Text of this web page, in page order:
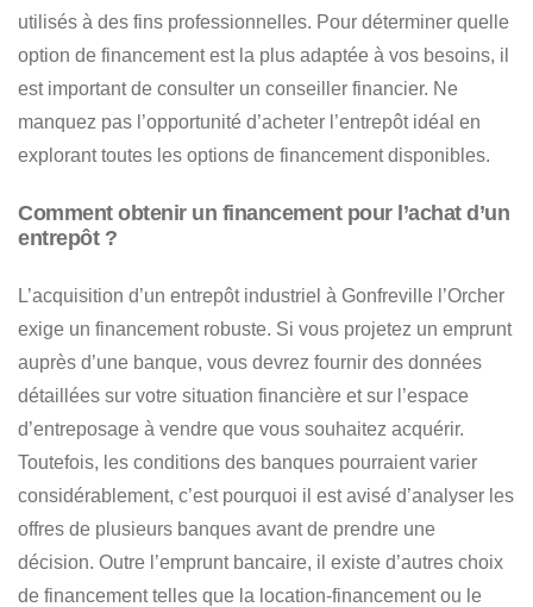
utilisés à des fins professionnelles. Pour déterminer quelle
option de financement est la plus adaptée à vos besoins, il
est important de consulter un conseiller financier. Ne
manquez pas l’opportunité d’acheter l’entrepôt idéal en
explorant toutes les options de financement disponibles.
Comment obtenir un financement pour l’achat d’un
entrepôt ?
L’acquisition d’un entrepôt industriel à Gonfreville l’Orcher
exige un financement robuste. Si vous projetez un emprunt
auprès d’une banque, vous devrez fournir des données
détaillées sur votre situation financière et sur l’espace
d’entreposage à vendre que vous souhaitez acquérir.
Toutefois, les conditions des banques pourraient varier
considérablement, c’est pourquoi il est avisé d’analyser les
offres de plusieurs banques avant de prendre une
décision. Outre l’emprunt bancaire, il existe d’autres choix
de financement telles que la location-financement ou le